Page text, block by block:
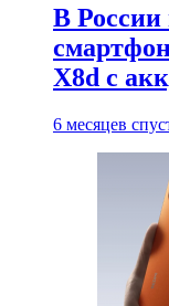
В России
X8d с
6 месяцев